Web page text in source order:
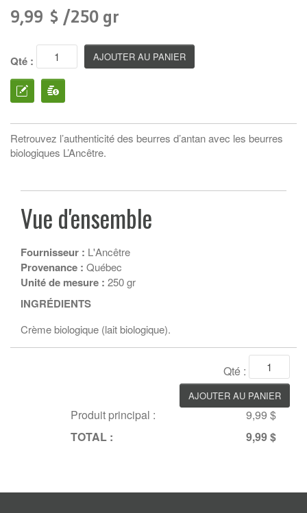
9,99 $ /250 gr
Qté :
Retrouvez l’authenticité des beurres d’antan avec les beurres
biologiques L’Ancêtre.
Vue d'ensemble
Fournisseur : L'Ancêtre
Provenance : Québec
Unité de mesure : 250 gr
INGRÉDIENTS
Crème biologique (lait biologique).
Qté :
Produit principal :
9,99 $
TOTAL :
9,99 $